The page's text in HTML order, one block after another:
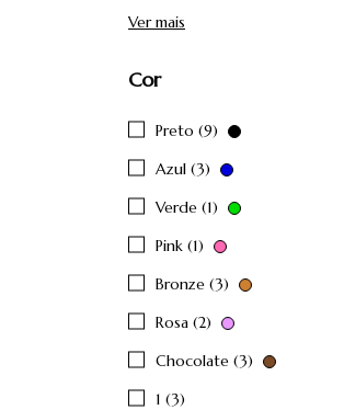
Ver mais
Cor
Preto (9)
Azul (3)
Verde (1)
Pink (1)
Bronze (3)
Rosa (2)
Chocolate (3)
1 (3)